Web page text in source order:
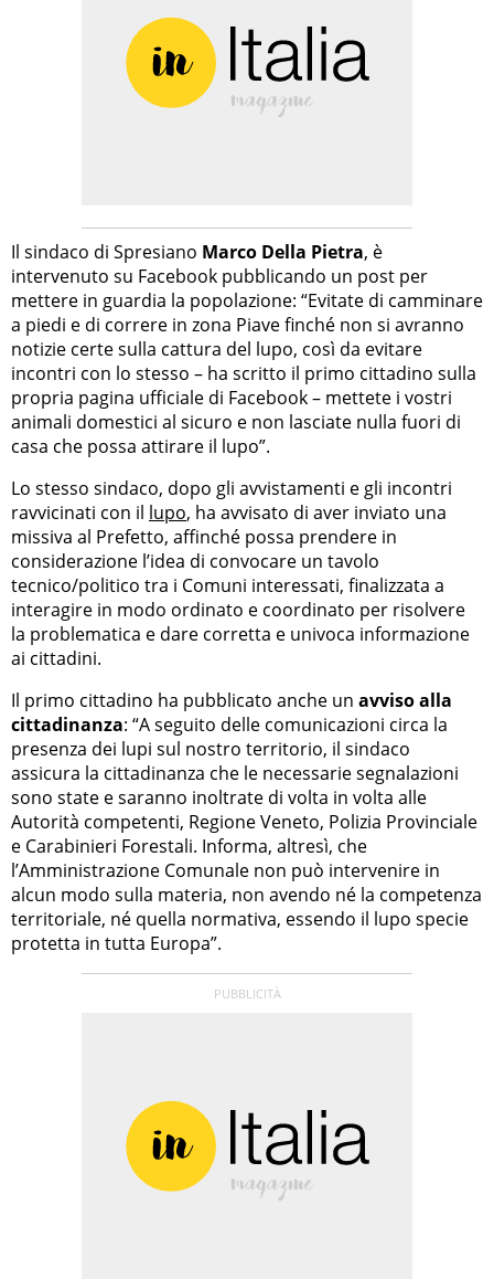
Il sindaco di Spresiano Marco Della Pietra, è
intervenuto su Facebook pubblicando un post per
mettere in guardia la popolazione: “Evitate di camminare
a piedi e di correre in zona Piave finché non si avranno
notizie certe sulla cattura del lupo, così da evitare
incontri con lo stesso – ha scritto il primo cittadino sulla
propria pagina ufficiale di Facebook – mettete i vostri
animali domestici al sicuro e non lasciate nulla fuori di
casa che possa attirare il lupo”.
Lo stesso sindaco, dopo gli avvistamenti e gli incontri
ravvicinati con il lupo, ha avvisato di aver inviato una
missiva al Prefetto, affinché possa prendere in
considerazione l’idea di convocare un tavolo
tecnico/politico tra i Comuni interessati, finalizzata a
interagire in modo ordinato e coordinato per risolvere
la problematica e dare corretta e univoca informazione
ai cittadini.
Il primo cittadino ha pubblicato anche un avviso alla
cittadinanza: “A seguito delle comunicazioni circa la
presenza dei lupi sul nostro territorio, il sindaco
assicura la cittadinanza che le necessarie segnalazioni
sono state e saranno inoltrate di volta in volta alle
Autorità competenti, Regione Veneto, Polizia Provinciale
e Carabinieri Forestali. Informa, altresì, che
l’Amministrazione Comunale non può intervenire in
alcun modo sulla materia, non avendo né la competenza
territoriale, né quella normativa, essendo il lupo specie
protetta in tutta Europa”.